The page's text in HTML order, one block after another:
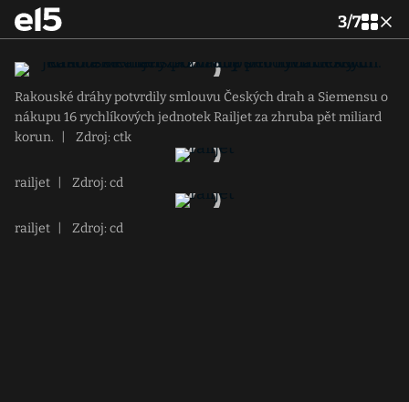
3/7
Rakouské dráhy potvrdily smlouvu Českých drah a Siemensu o
nákupu 16 rychlíkových jednotek Railjet za zhruba pět miliard
korun.
Zdroj: ctk
railjet Zdroj: cd
railjet Zdroj: cd